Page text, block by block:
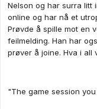
Nelson og har surra litt
online og har nå et
Prøvde å spille mot en
feilmelding. Han har
prøver å joine. Hva i all
"The game session